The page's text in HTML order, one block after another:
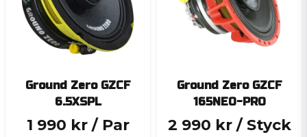
Ground Zero GZCF
6.5XSPL
1 990 kr / Par
Ground Zero GZCF
165NEO-PRO
2 990 kr / Styck